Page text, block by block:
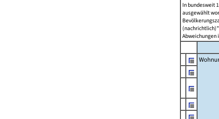
In bundesweit
ausgewählt
Abweichungen